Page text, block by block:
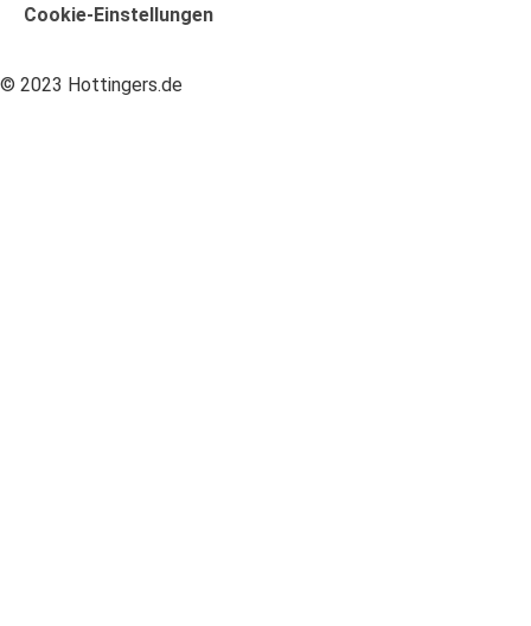
Cookie-Einstellungen
© 2023 Hottingers.de